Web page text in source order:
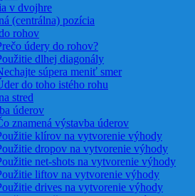
v dvojhre
(centrálna) pozícia
rohov
údery do rohov?
dlhej diagonály
súpera meniť smer
do toho istého rohu
stred
úderov
znamená výstavba úderov
klírov na vytvorenie výhody
dropov na vytvorenie výhody
net-shots na vytvorenie výhody
liftov na vytvorenie výhody
drives na vytvorenie výhody